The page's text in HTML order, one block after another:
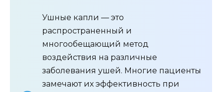
Ушные капли — это
распространенный и
многообещающий метод
воздействия на различные
заболевания ушей. Многие пациенты
замечают их эффективность при